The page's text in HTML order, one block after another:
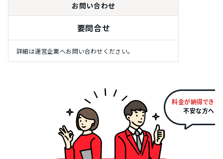
お問い合わせ
要問合せ
詳細は運営企業へお問い合わせください。
料金が納得できる
不安な方へ